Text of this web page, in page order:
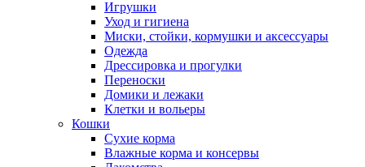
Игрушки
Уход и гигиена
Миски, стойки, кормушки и аксессуары
Одежда
Дрессировка и прогулки
Переноски
Домики и лежаки
Клетки и вольеры
Кошки
Сухие корма
Влажные корма и консервы